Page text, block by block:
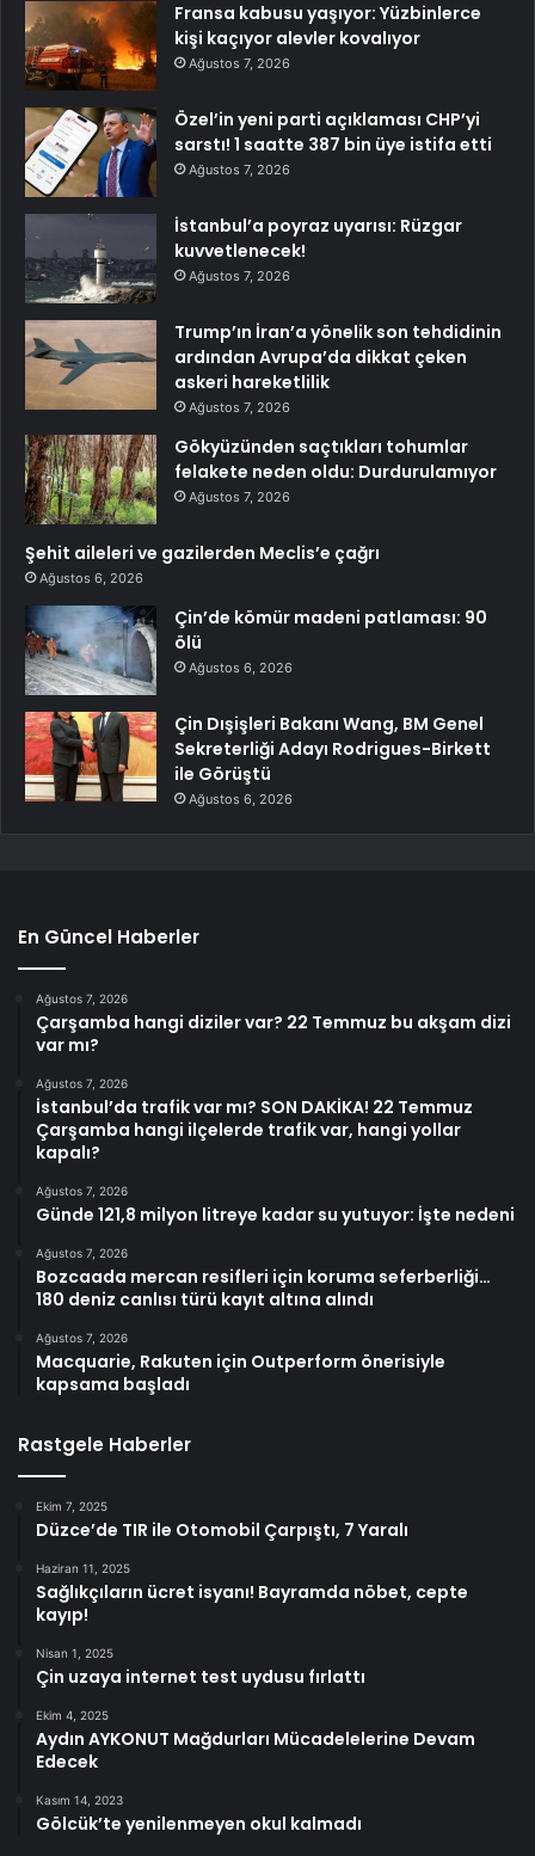
Fransa kabusu yaşıyor: Yüzbinlerce
kişi kaçıyor alevler kovalıyor
Ağustos 7, 2026
Özel’in yeni parti açıklaması CHP’yi
sarstı! 1 saatte 387 bin üye istifa etti
Ağustos 7, 2026
İstanbul’a poyraz uyarısı: Rüzgar
kuvvetlenecek!
Ağustos 7, 2026
Trump’ın İran’a yönelik son tehdidinin
ardından Avrupa’da dikkat çeken
askeri hareketlilik
Ağustos 7, 2026
Gökyüzünden saçtıkları tohumlar
felakete neden oldu: Durdurulamıyor
Ağustos 7, 2026
Şehit aileleri ve gazilerden Meclis’e çağrı
Ağustos 6, 2026
Çin’de kömür madeni patlaması: 90
ölü
Ağustos 6, 2026
Çin Dışişleri Bakanı Wang, BM Genel
Sekreterliği Adayı Rodrigues-Birkett
ile Görüştü
Ağustos 6, 2026
En Güncel Haberler
Ağustos 7, 2026
Çarşamba hangi diziler var? 22 Temmuz bu akşam dizi
var mı?
Ağustos 7, 2026
İstanbul’da trafik var mı? SON DAKİKA! 22 Temmuz
Çarşamba hangi ilçelerde trafik var, hangi yollar
kapalı?
Ağustos 7, 2026
Günde 121,8 milyon litreye kadar su yutuyor: İşte nedeni
Ağustos 7, 2026
Bozcaada mercan resifleri için koruma seferberliği…
180 deniz canlısı türü kayıt altına alındı
Ağustos 7, 2026
Macquarie, Rakuten için Outperform önerisiyle
kapsama başladı
Rastgele Haberler
Ekim 7, 2025
Düzce’de TIR ile Otomobil Çarpıştı, 7 Yaralı
Haziran 11, 2025
Sağlıkçıların ücret isyanı! Bayramda nöbet, cepte
kayıp!
Nisan 1, 2025
Çin uzaya internet test uydusu fırlattı
Ekim 4, 2025
Aydın AYKONUT Mağdurları Mücadelelerine Devam
Edecek
Kasım 14, 2023
Gölcük’te yenilenmeyen okul kalmadı